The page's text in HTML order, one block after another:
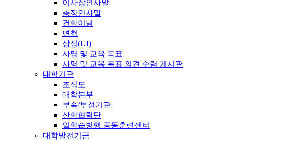
이사장인사말
총장인사말
건학이념
연혁
상징(UI)
사명 및 교육 목표
사명 및 교육 목표 의견 수렴 게시판
대학기관
조직도
대학본부
부속/부설기관
산학협력단
일학습병행 공동훈련센터
대학발전기금